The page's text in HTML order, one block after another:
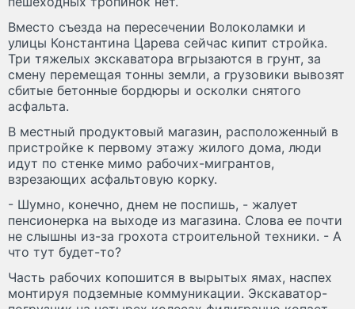
Вместо съезда на пересечении Волоколамки и
улицы Константина Царева сейчас кипит стройка.
Три тяжелых экскаватора вгрызаются в грунт, за
смену перемещая тонны земли, а грузовики вывозят
сбитые бетонные бордюры и осколки снятого
асфальта.
В местный продуктовый магазин, расположенный в
пристройке к первому этажу жилого дома, люди
идут по стенке мимо рабочих-мигрантов,
взрезающих асфальтовую корку.
- Шумно, конечно, днем не поспишь, - жалует
пенсионерка на выходе из магазина. Слова ее почти
не слышны из-за грохота строительной техники. - А
что тут будет-то?
Часть рабочих копошится в вырытых ямах, наспех
монтируя подземные коммуникации. Экскаватор-